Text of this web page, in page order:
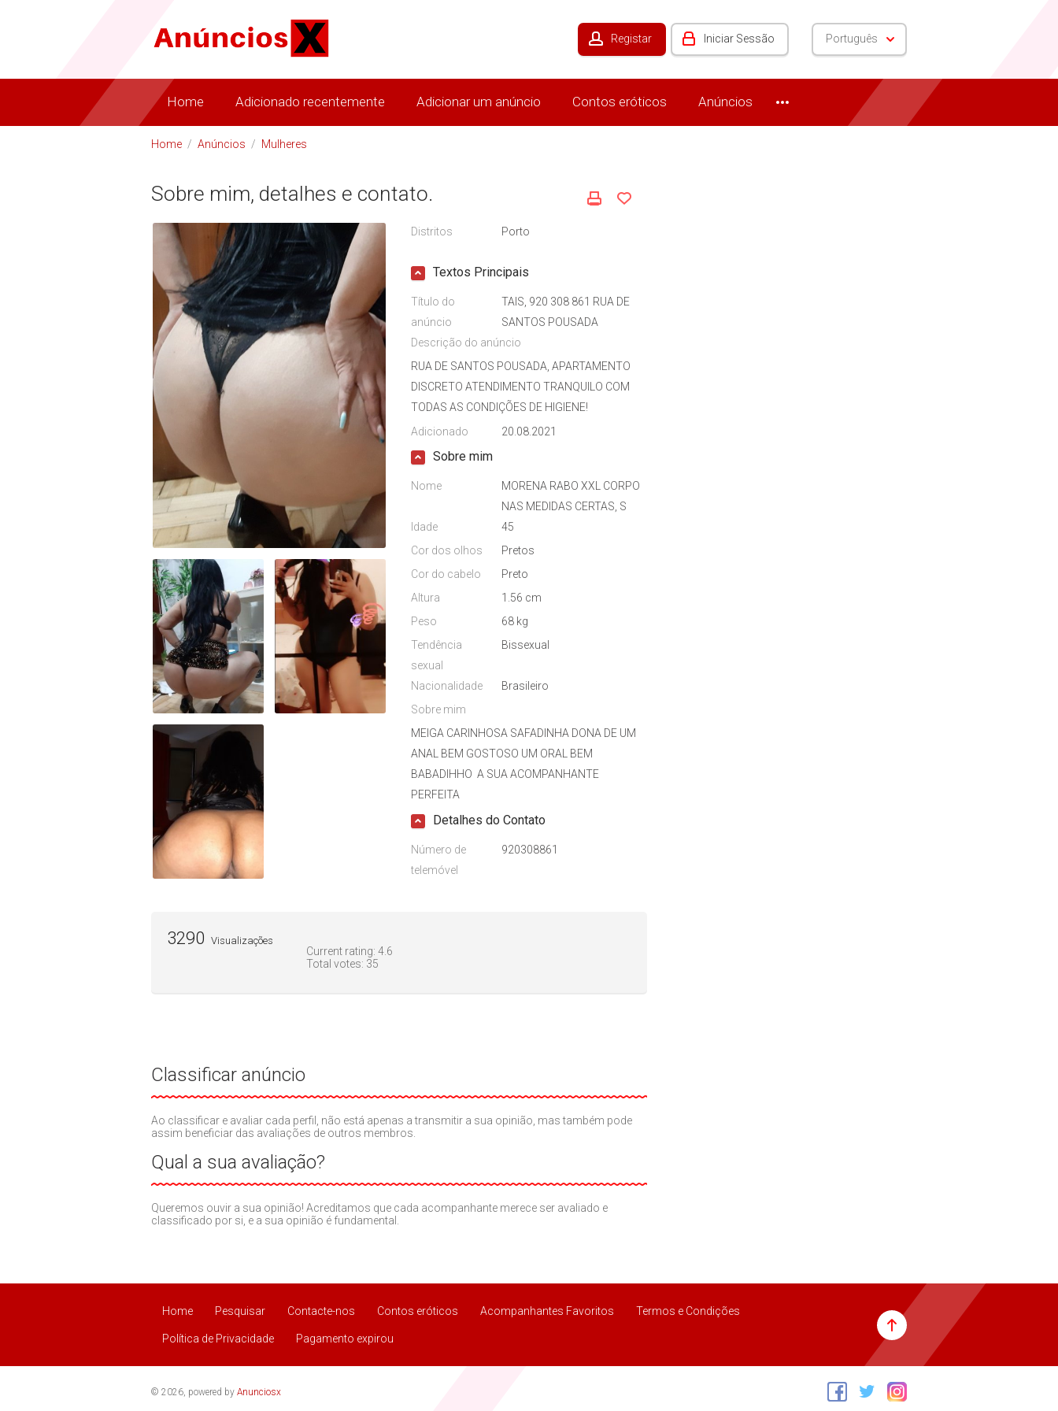
Registar Iniciar Sessão Português
Home Adicionado recentemente Adicionar um anúncio Contos eróticos Anúncios
Home / Anúncios / Mulheres
Sobre mim, detalhes e contato.
Distritos Porto
Textos Principais
Título do
anúncio
TAIS, 920 308 861 RUA DE
SANTOS POUSADA
Descrição do anúncio
RUA DE SANTOS POUSADA, APARTAMENTO
DISCRETO ATENDIMENTO TRANQUILO COM
TODAS AS CONDIÇÕES DE HIGIENE!
Adicionado
20.08.2021
Sobre mim
Nome
MORENA RABO XXL CORPO
NAS MEDIDAS CERTAS, S
Idade
45
Cor dos olhos
Pretos
Cor do cabelo
Preto
Altura
1.56 cm
Peso
68 kg
Tendência
sexual
Bissexual
Nacionalidade
Brasileiro
Sobre mim
MEIGA CARINHOSA SAFADINHA DONA DE UM
ANAL BEM GOSTOSO UM ORAL BEM
BABADIHHO A SUA ACOMPANHANTE
PERFEITA
Detalhes do Contato
Número de
telemóvel
920308861
Current rating: 4.6
Total votes: 35
3290 Visualizações
Classificar anúncio
Ao classificar e avaliar cada perfil, não está apenas a transmitir a sua opinião, mas também pode
assim beneficiar das avaliações de outros membros.
Qual a sua avaliação?
Queremos ouvir a sua opinião! Acreditamos que cada acompanhante merece ser avaliado e
classificado por si, e a sua opinião é fundamental.
Home Pesquisar Contacte-nos Contos eróticos Acompanhantes Favoritos Termos e Condições
Política de Privacidade Pagamento expirou
© 2026, powered by Anunciosx